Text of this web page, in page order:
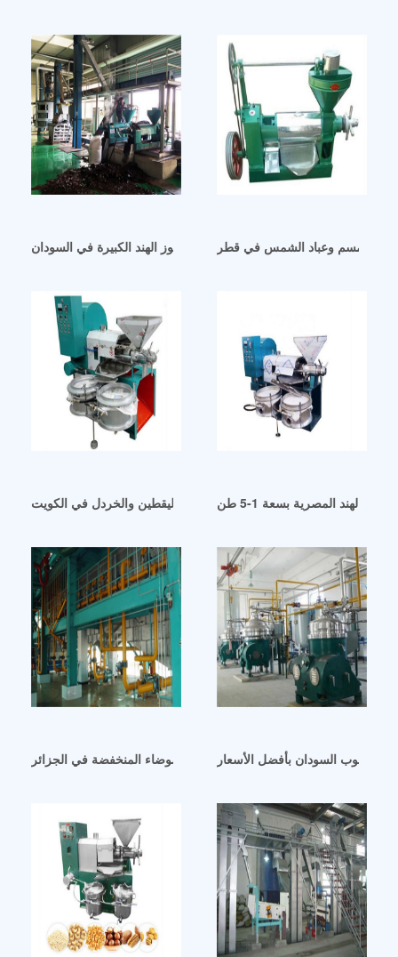
آلة استخراج زيت جوز الهند الكبيرة في السودانالسمسم وعباد الشمس في قطر
سعر آلة عصر زيت بذور اليقطين والخردل في الكويتالهند المصرية بسعة 1-5 طن
زيت الفول السوداني الحلزونية ذات الضوضاء المنخفضة في الجزائر
في جنوب السودان بأفضل الأسعار